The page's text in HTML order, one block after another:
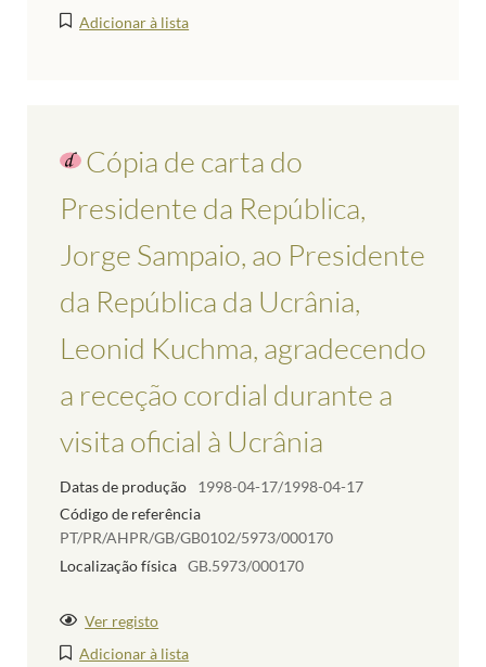
Adicionar à lista
Cópia de carta do
Presidente da República,
Jorge Sampaio, ao Presidente
da República da Ucrânia,
Leonid Kuchma, agradecendo
a receção cordial durante a
visita oficial à Ucrânia
Datas de produção
1998-04-17/1998-04-17
Código de referência
PT/PR/AHPR/GB/GB0102/5973/000170
Localização física GB.5973/000170
Ver registo
Adicionar à lista